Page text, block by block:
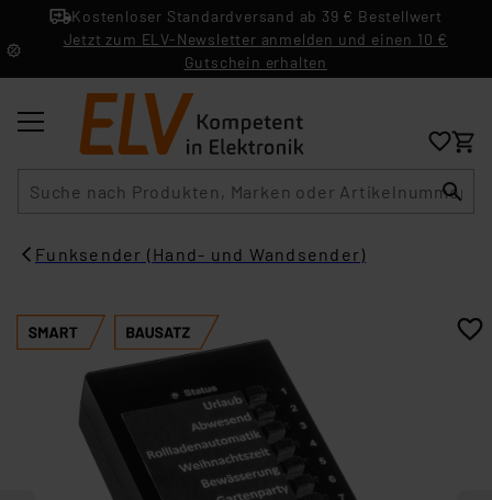
Kostenloser Standardversand ab 39 € Bestellwert
Jetzt zum ELV-Newsletter anmelden und einen 10 €
Gutschein erhalten
Funksender (Hand- und Wandsender)